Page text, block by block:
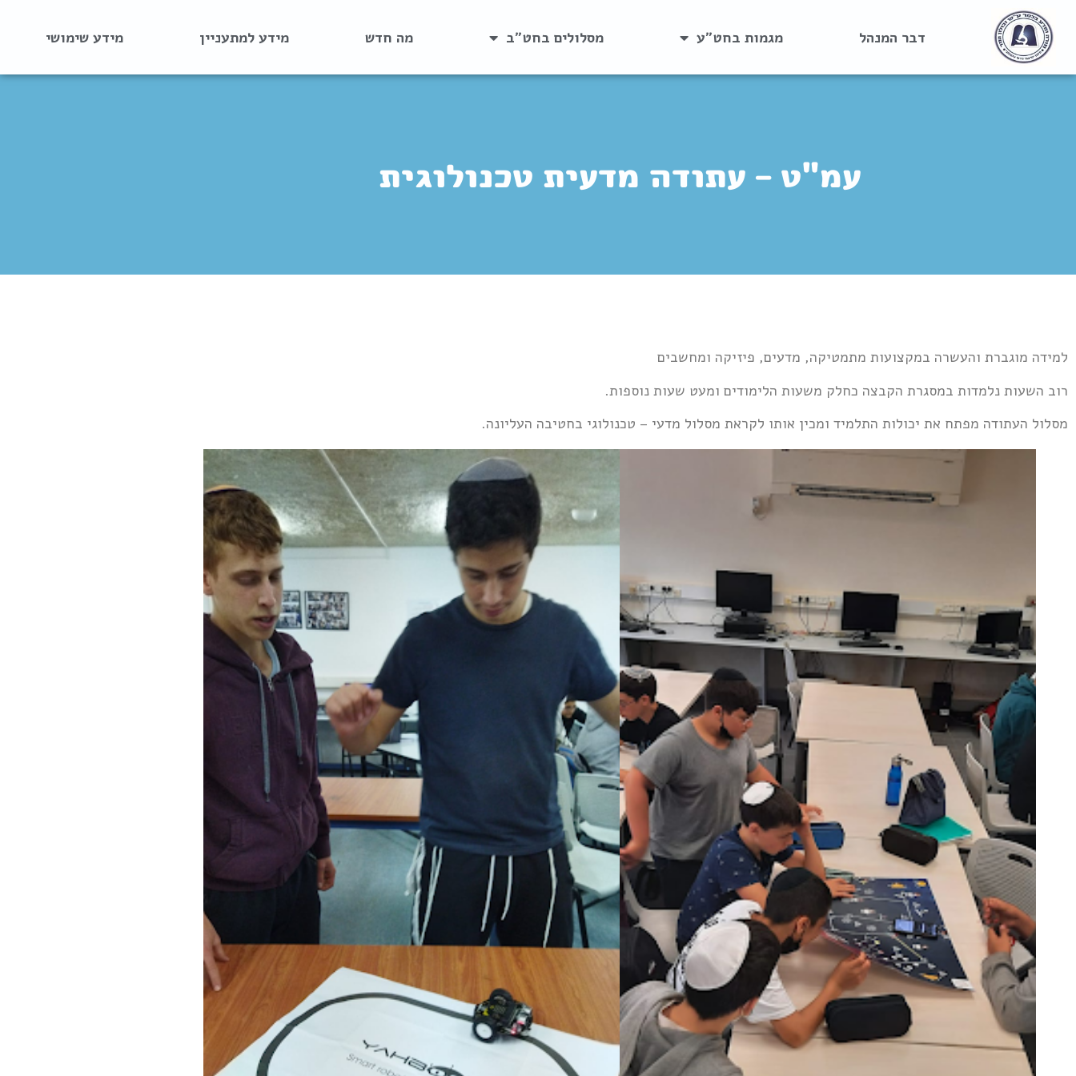
דבר המנהל מגמות בחט״ע מסלולים בחט״ב מה חדש מידע למתעניין מידע שימושי
עמ"ט – עתודה מדעית טכנולוגית
למידה מוגברת והעשרה במקצועות מתמטיקה, מדעים, פיזיקה ומחשבים
רוב השעות נלמדות במסגרת הקבצה כחלק משעות הלימודים ומעט שעות נוספות.
מסלול העתודה מפתח את יכולות התלמיד ומכין אותו לקראת מסלול מדעי – טכנולוגי בחטיבה העליונה.